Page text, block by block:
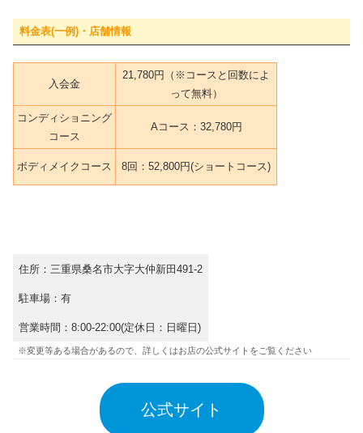
料金表(一例)・店舗情報
入会金
21,780円（※コースと回数によ
って無料）
コンディショニング
コース
Aコース：32,780円
ボディメイクコース 8回：52,800円(ショートコース)
住所：三重県桑名市大字大仲新田491-2
駐車場：有
営業時間：8:00-22:00(定休日：日曜日)
※変更等ある場合があるので、詳しくはお店の公式サイトをご覧ください
公式サイト